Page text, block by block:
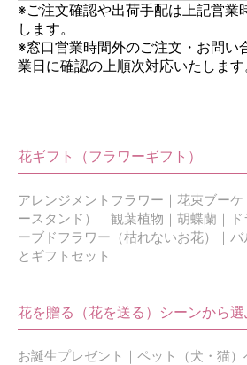
※ご注文確認や出荷手配は上記営業
します。
※窓口営業時間外のご注文・お問い
業日に確認の上順次対応いたします
花ギフト（フラワーギフト）
アレンジメントフラワー ｜ 花束ブーケ
ースタンド）
｜ 観葉植物 ｜ 胡蝶蘭 ｜
ーブドフラワー（枯れないお花）
｜ バ
とギフトセット
花を贈る（花を送る）シーンから選
お誕生プレゼント ｜ ペット（犬・猫）